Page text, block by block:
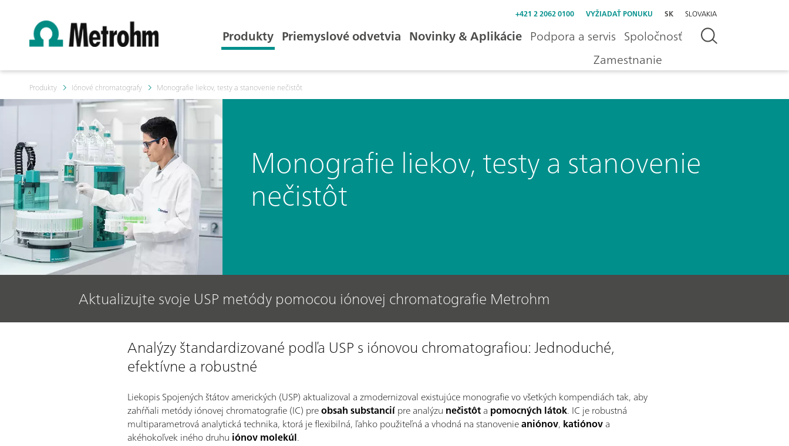
+421 2 2062 0100 VYŽIADAŤ PONUKU SK SLOVAKIA
Produkty Priemyslové odvetvia Novinky & Aplikácie Podpora a servis Spoločnosť
Zamestnanie
Produkty Iónové chromatografy Monografie liekov, testy a stanovenie nečistôt
Monografie liekov, testy a stanovenie
nečistôt
Aktualizujte svoje USP metódy pomocou iónovej chromatografie Metrohm
Analýzy štandardizované podľa USP s iónovou chromatografiou: Jednoduché,
efektívne a robustné
Liekopis Spojených štátov amerických (USP) aktualizoval a zmodernizoval existujúce monografie vo všetkých kompendiách tak, aby
zahŕňali metódy iónovej chromatografie (IC) preobsah substanciípre analýzu nečistôta pomocných látok. IC je robustná
multiparametrová analytická technika, ktorá je flexibilná, ľahko použiteľná a vhodná na stanovenieaniónov, katiónova
akéhokoľvek iného druhu iónov molekúl.